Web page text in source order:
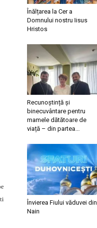
Înălțarea la Cer a
Domnului nostru Iisus
Hristos
Recunoștință și
binecuvântare pentru
mamele dătătoare de
viață – din partea...
Învierea Fiului văduvei din
Nain